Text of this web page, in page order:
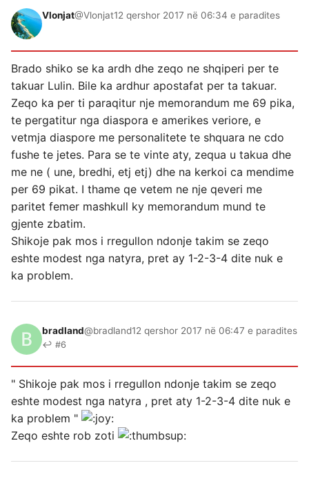
Vlonjat@Vlonjat12 qershor 2017 në 06:34 e paradites
Brado shiko se ka ardh dhe zeqo ne shqiperi per te
takuar Lulin. Bile ka ardhur apostafat per ta takuar.
Zeqo ka per ti paraqitur nje memorandum me 69 pika,
te pergatitur nga diaspora e amerikes veriore, e
vetmja diaspore me personalitete te shquara ne cdo
fushe te jetes. Para se te vinte aty, zequa u takua dhe
me ne ( une, bredhi, etj etj) dhe na kerkoi ca mendime
per 69 pikat. I thame qe vetem ne nje qeveri me
paritet femer mashkull ky memorandum mund te
gjente zbatim.
Shikoje pak mos i rregullon ndonje takim se zeqo
eshte modest nga natyra, pret ay 1-2-3-4 dite nuk e
ka problem.
bradland@bradland12 qershor 2017 në 06:47 e paradites
↩ #6
" Shikoje pak mos i rregullon ndonje takim se zeqo
eshte modest nga natyra , pret aty 1-2-3-4 dite nuk e
ka problem "
Zeqo eshte rob zoti